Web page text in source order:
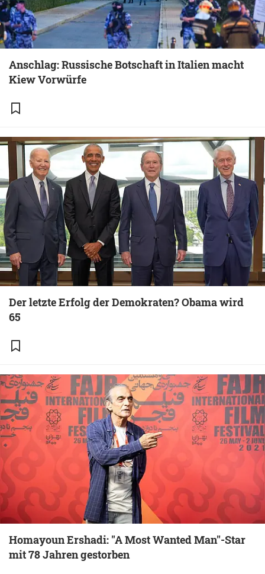
Anschlag: Russische Botschaft in Italien macht
Kiew Vorwürfe
Der letzte Erfolg der Demokraten? Obama wird
65
Homayoun Ershadi: "A Most Wanted Man"-Star
mit 78 Jahren gestorben